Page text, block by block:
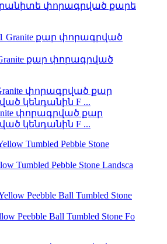
փորագրված քարե
Granite քար փորագրված
փորագրված քար
կենդանին F ...
Tumbled Pebble Stone Landsca
Peebble Ball Tumbled Stone Fo